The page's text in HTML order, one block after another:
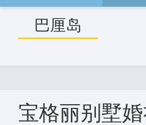
巴厘岛
宝格丽别墅